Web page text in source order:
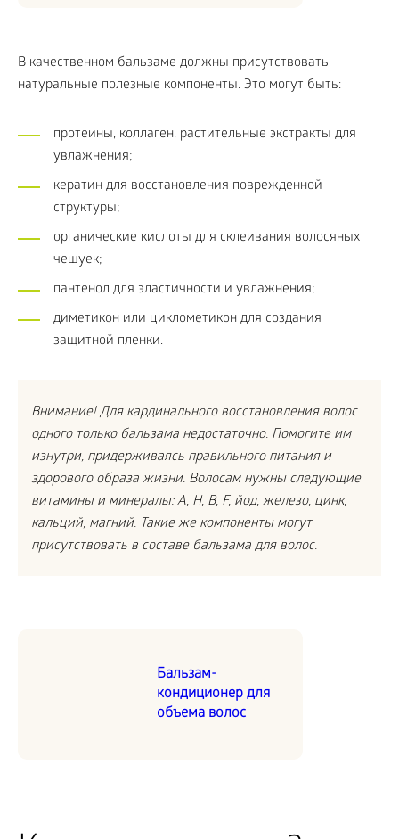
В качественном бальзаме должны присутствовать
натуральные полезные компоненты. Это могут быть:
протеины, коллаген, растительные экстракты для
увлажнения;
кератин для восстановления поврежденной
структуры;
органические кислоты для склеивания волосяных
чешуек;
пантенол для эластичности и увлажнения;
диметикон или циклометикон для создания
защитной пленки.
Внимание! Для кардинального восстановления волос
одного только бальзама недостаточно. Помогите им
изнутри, придерживаясь правильного питания и
здорового образа жизни. Волосам нужны следующие
витамины и минералы: A, H, B, F, йод, железо, цинк,
кальций, магний. Такие же компоненты могут
присутствовать в составе бальзама для волос.
Бальзам-
кондиционер для
объема волос